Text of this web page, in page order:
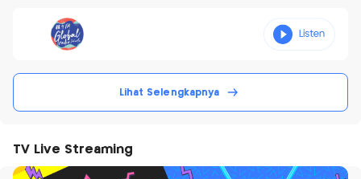
Lihat Selengkapnya
TV Live Streaming